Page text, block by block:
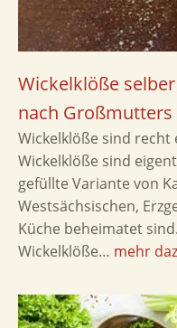
Wickelklöße
nach
Wickelklöße sind recht
Wickelklöße sind
gefüllte Variante von
Westsächsischen,
Küche beheimatet
Wickelklöße… mehr